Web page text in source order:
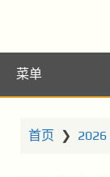
菜单
首页 ❯ 2026